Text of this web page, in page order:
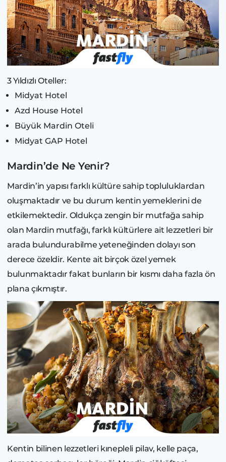
3 Yıldızlı Oteller:
Midyat Hotel
Azd House Hotel
Büyük Mardin Oteli
Midyat GAP Hotel
Mardin’de Ne Yenir?
Mardin’in yapısı farklı kültüre sahip topluluklardan
oluşmaktadır ve bu durum kentin yemeklerini de
etkilemektedir. Oldukça zengin bir mutfağa sahip
olan Mardin mutfağı, farklı kültürlere ait lezzetleri bir
arada bulundurabilme yeteneğinden dolayı son
derece özeldir. Kente ait birçok özel yemek
bulunmaktadır fakat bunların bir kısmı daha fazla ön
plana çıkmıştır.
Kentin bilinen lezzetleri kınepleli pilav, kelle paça,